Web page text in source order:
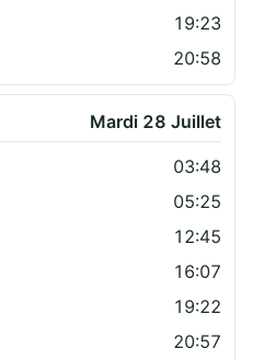
19:23
20:58
Mardi 28 Juillet
03:48
05:25
12:45
16:07
19:22
20:57